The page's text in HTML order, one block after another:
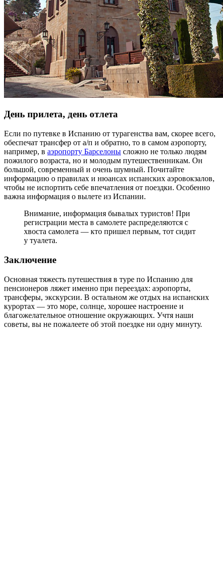
День прилета, день отлета
Если по путевке в Испанию от турагенства вам, скорее всего,
обеспечат трансфер от а/п и обратно, то в самом аэропорту,
например, в аэропорту Барселоны сложно не только людям
пожилого возраста, но и молодым путешественникам. Он
большой, современный и очень шумный. Почитайте
информацию о правилах и нюансах испанских аэровокзалов,
чтобы не испортить себе впечатления от поездки. Особенно
важна информация о вылете из Испании.
Внимание, информация бывалых туристов! При
регистрации места в самолете распределяются с
хвоста самолета — кто пришел первым, тот сидит
у туалета.
Заключение
Основная тяжесть путешествия в туре по Испанию для
пенсионеров ляжет именно при переездах: аэропорты,
трансферы, экскурсии. В остальном же отдых на испанских
курортах — это море, солнце, хорошее настроение и
благожелательное отношение окружающих. Учтя наши
советы, вы не пожалеете об этой поездке ни одну минуту.